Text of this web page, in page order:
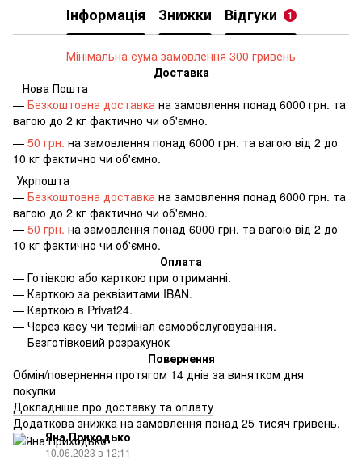
Інформація Знижки Відгуки 1
Мінімальна сума замовлення 300 гривень
Доставка
Нова Пошта
— Безкоштовна доставка на замовлення понад 6000 грн. та
вагою до 2 кг фактично чи об'ємно.
— 50 грн. на замовлення понад 6000 грн. та вагою від 2 до
10 кг фактично чи об'ємно.
Укрпошта
— Безкоштовна доставка на замовлення понад 6000 грн. та
вагою до 2 кг фактично чи об'ємно.
— 50 грн. на замовлення понад 6000 грн. та вагою від 2 до
10 кг фактично чи об'ємно.
Оплата
— Готівкою або карткою при отриманні.
— Карткою за реквізитами IBAN.
— Карткою в Privat24.
— Через касу чи термінал самообслуговування.
— Безготівковий розрахунок
Повернення
Обмін/повернення протягом 14 днів за винятком дня
покупки
Докладніше про доставку та оплату
Додаткова знижка на замовлення понад 25 тисяч гривень.
Яна Приходько
10.06.2023 в 12:11